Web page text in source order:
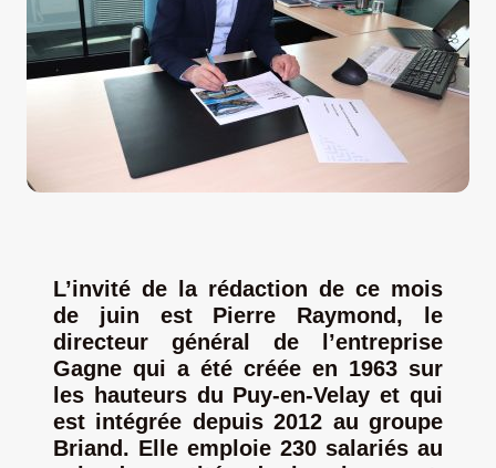
NOUS CONTACTER
Rechercher:
Nouveau Magazine EnVelay
Jeu concours – Gagnez votre bûche de Noël 2025
L’invité de la rédaction de ce mois
de juin est Pierre Raymond, le
directeur général de l’entreprise
Gagne qui a été créée en 1963 sur
les hauteursdu Puy-en-Velayet qui
est intégrée depuis 2012 au groupe
Briand. Elle emploie 230 salariés au